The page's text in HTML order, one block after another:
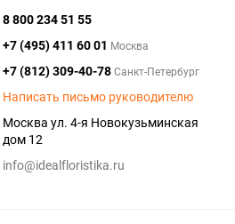
8 800 234 51 55
+7 (495) 411 60 01 Москва
+7 (812) 309-40-78Санкт-Петербург
Написать письмо руководителю
Москва ул. 4-я Новокузьминская
дом 12
info@idealfloristika.ru